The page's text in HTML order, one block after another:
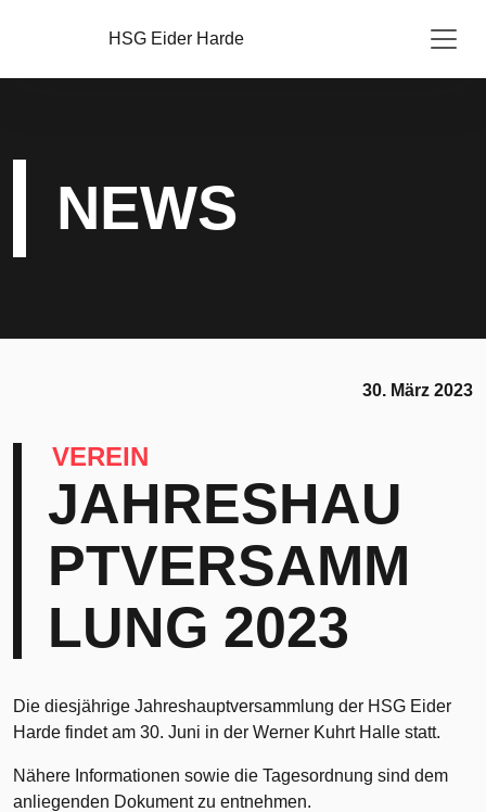
HSG Eider Harde
NEWS
30. März 2023
VEREIN
JAHRESHAU
PTVERSAMM
LUNG 2023
Die diesjährige Jahreshauptversammlung der HSG Eider
Harde findet am 30. Juni in der Werner Kuhrt Halle statt.
Nähere Informationen sowie die Tagesordnung sind dem
anliegenden Dokument zu entnehmen.